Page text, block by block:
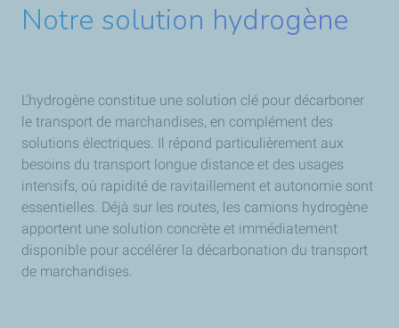
Notre solution hydrogène
L’hydrogène constitue une solution clé pour décarboner
le transport de marchandises, en complément des
solutions électriques. Il répond particulièrement aux
besoins du transport longue distance et des usages
intensifs, où rapidité de ravitaillement et autonomie sont
essentielles. Déjà sur les routes, les camions hydrogène
apportent une solution concrète et immédiatement
disponible pour accélérer la décarbonation du transport
de marchandises.